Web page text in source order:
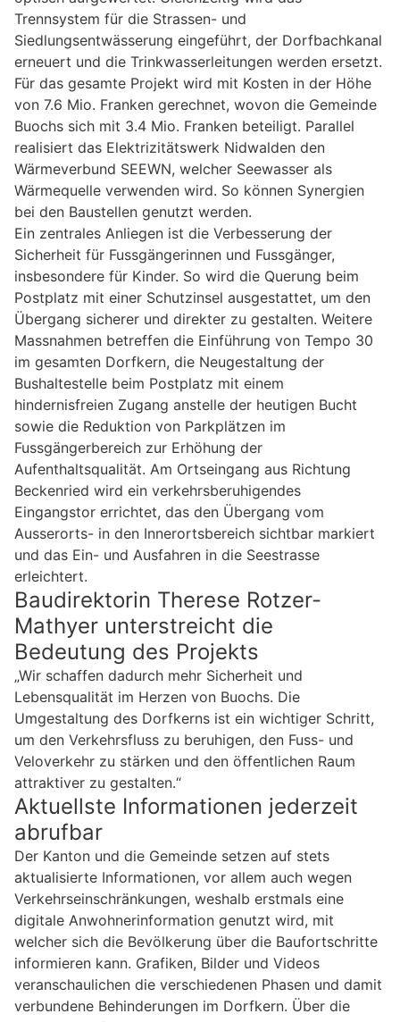
Trennsystem für die Strassen- und
Siedlungsentwässerung eingeführt, der Dorfbachkanal
erneuert und die Trinkwasserleitungen werden ersetzt.
Für das gesamte Projekt wird mit Kosten in der Höhe
von 7.6 Mio. Franken gerechnet, wovon die Gemeinde
Buochs sich mit 3.4 Mio. Franken beteiligt. Parallel
realisiert das Elektrizitätswerk Nidwalden den
Wärmeverbund SEEWN, welcher Seewasser als
Wärmequelle verwenden wird. So können Synergien
bei den Baustellen genutzt werden.
Ein zentrales Anliegen ist die Verbesserung der
Sicherheit für Fussgängerinnen und Fussgänger,
insbesondere für Kinder. So wird die Querung beim
Postplatz mit einer Schutzinsel ausgestattet, um den
Übergang sicherer und direkter zu gestalten. Weitere
Massnahmen betreffen die Einführung von Tempo 30
im gesamten Dorfkern, die Neugestaltung der
Bushaltestelle beim Postplatz mit einem
hindernisfreien Zugang anstelle der heutigen Bucht
sowie die Reduktion von Parkplätzen im
Fussgängerbereich zur Erhöhung der
Aufenthaltsqualität. Am Ortseingang aus Richtung
Beckenried wird ein verkehrsberuhigendes
Eingangstor errichtet, das den Übergang vom
Ausserorts- in den Innerortsbereich sichtbar markiert
und das Ein- und Ausfahren in die Seestrasse
erleichtert.
Baudirektorin Therese Rotzer-
Mathyer unterstreicht die
Bedeutung des Projekts
„Wir schaffen dadurch mehr Sicherheit und
Lebensqualität im Herzen von Buochs. Die
Umgestaltung des Dorfkerns ist ein wichtiger Schritt,
um den Verkehrsfluss zu beruhigen, den Fuss- und
Veloverkehr zu stärken und den öffentlichen Raum
attraktiver zu gestalten.“
Aktuellste Informationen jederzeit
abrufbar
Der Kanton und die Gemeinde setzen auf stets
aktualisierte Informationen, vor allem auch wegen
Verkehrseinschränkungen, weshalb erstmals eine
digitale Anwohnerinformation genutzt wird, mit
welcher sich die Bevölkerung über die Baufortschritte
informieren kann. Grafiken, Bilder und Videos
veranschaulichen die verschiedenen Phasen und damit
verbundene Behinderungen im Dorfkern. Über die